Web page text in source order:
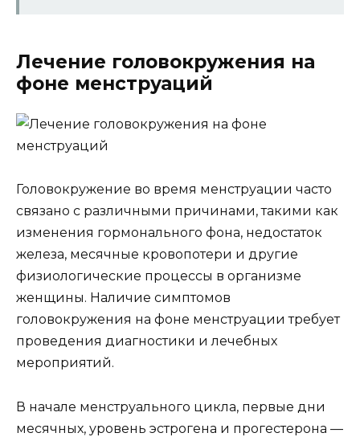
Лечение головокружения на
фоне менструаций
Головокружение во время менструации часто
связано с различными причинами, такими как
изменения гормонального фона, недостаток
железа, месячные кровопотери и другие
физиологические процессы в организме
женщины. Наличие симптомов
головокружения на фоне менструации требует
проведения диагностики и лечебных
мероприятий.
В начале менструального цикла, первые дни
месячных, уровень эстрогена и прогестерона —